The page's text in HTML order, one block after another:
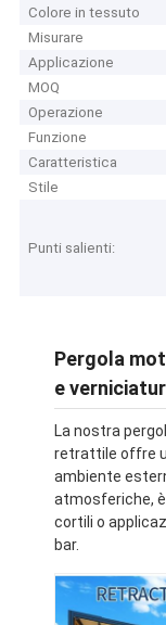
Colore in tessuto
Misurare
Applicazione
MOQ
Operazione
Funzione
Caratteristica
Stile
Punti salienti:
Pergola
e
La nostra
retrattile offre
ambiente
atmosferiche,
cortili o
bar.